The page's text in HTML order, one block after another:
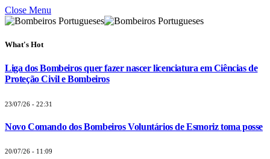
Close Menu
What's Hot
Liga dos Bombeiros quer fazer nascer licenciatura em Ciências de
Proteção Civil e Bombeiros
23/07/26 - 22:31
Novo Comando dos Bombeiros Voluntários de Esmoriz toma posse
20/07/26 - 11:09